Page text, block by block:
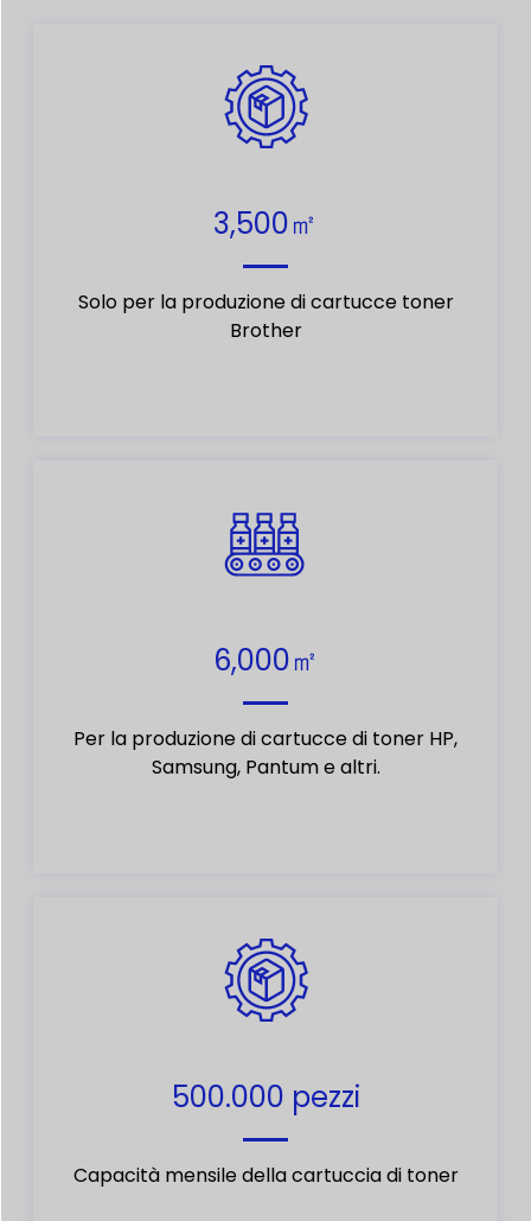
3,500㎡
Solo per la produzione di cartucce toner
Brother
6,000㎡
Per la produzione di cartucce di toner HP,
Samsung, Pantum e altri.
500.000 pezzi
Capacità mensile della cartuccia di toner